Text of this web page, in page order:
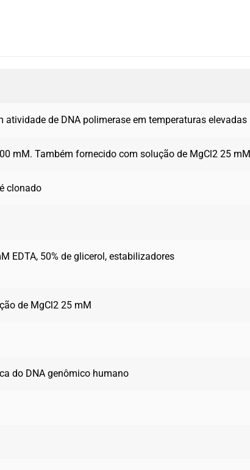
atividade de DNA polimerase em temperaturas elevadas
mM. Também fornecido com solução de MgCl2 25 mM
clonado
EDTA, 50% de glicerol, estabilizadores
de MgCl2 25 mM
do DNA genômico humano